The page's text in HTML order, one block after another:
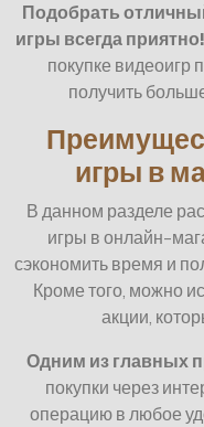
Подобрать
игры всегда приятно!
покупке видеоигр
получить
игры в
В данном разделе
игры в онлайн-
сэкономить время и
Кроме того, можно
акции,
Одним из главных
покупки через
операцию в любое